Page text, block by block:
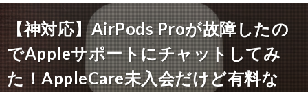
【神対応】AirPods Proが故障したの
でAppleサポートにチャットしてみ
た！AppleCare未入会だけど有料な